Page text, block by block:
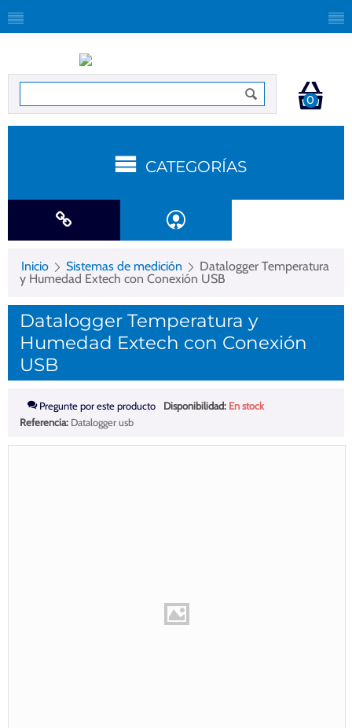
0
CATEGORÍAS
Inicio Sistemas de medición
Datalogger Temperatura
y Humedad Extech con Conexión USB
Datalogger Temperatura y
Humedad Extech con Conexión
USB
Pregunte por este producto Disponibilidad: En stock
Referencia: Datalogger usb